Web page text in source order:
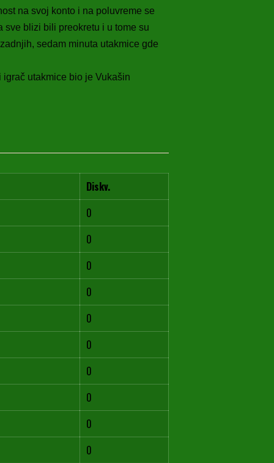
na svoj konto i na poluvreme se
sve blizi bili preokretu i u tome su
sedam minuta utakmice gde
utakmice bio je Vukašin
Diskv.
0
0
0
0
0
0
0
0
0
0